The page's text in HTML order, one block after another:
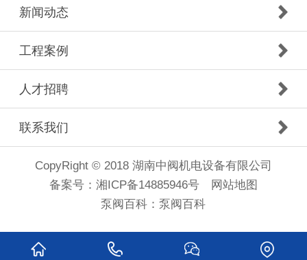
新闻动态
工程案例
人才招聘
联系我们
CopyRight © 2018 湖南中阀机电设备有限公司
备案号： 湘ICP备14885946号
网站地图
泵阀百科：泵阀百科